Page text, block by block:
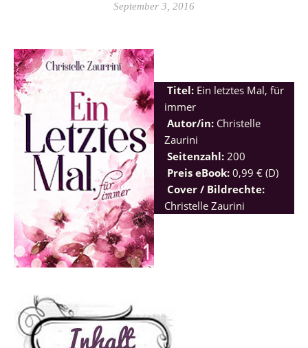
September 3, 2016
Titel: Ein letztes Mal, für
immer
Autor/in: Christelle
Zaurini
Seitenzahl: 200
Preis eBook: 0,99 € (D)
Cover / Bildrechte:
Christelle Zaurini